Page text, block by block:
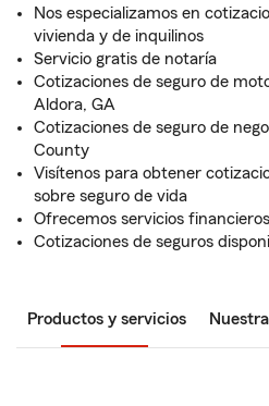
Nos especializamos en
vivienda y de inquilinos
Servicio gratis de notaría
Cotizaciones de seguro de
Aldora, GA
Cotizaciones de seguro de
County
Visítenos para obtener
sobre seguro de vida
Ofrecemos servicios
Cotizaciones de seguros
Productos y servicios